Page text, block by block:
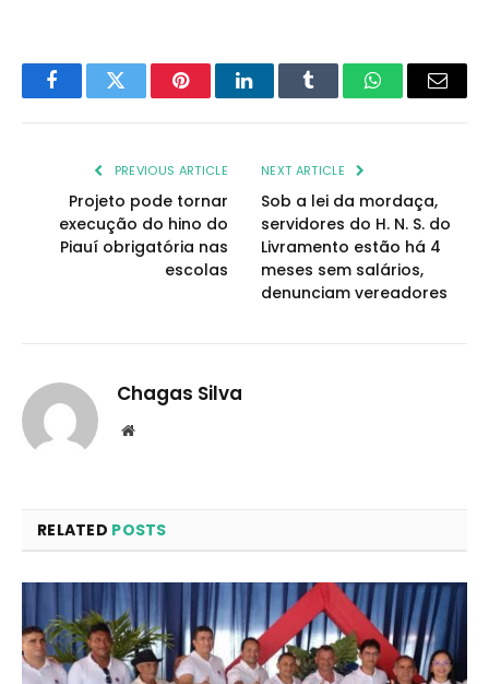
FacebookTwitter PinterestLinkedInTumblr WhatsAppEmail
PREVIOUS ARTICLE
Projeto pode tornar
execução do hino do
Piauí obrigatória nas
escolas
NEXT ARTICLE
Sob a lei da mordaça,
servidores do H. N. S. do
Livramento estão há 4
meses sem salários,
denunciam vereadores
Chagas Silva
Website
RELATED POSTS